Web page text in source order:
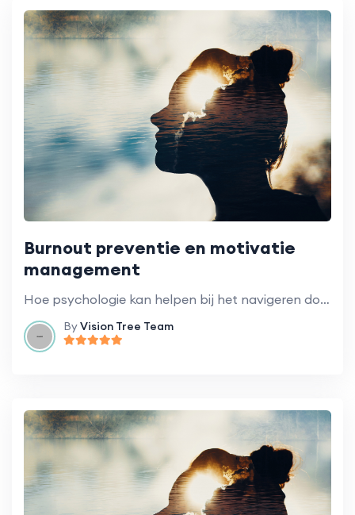
Burnout preventie en motivatie
management
Hoe psychologie kan helpen bij het navigeren door organisatieveranderingen.
ByVision Tree Team